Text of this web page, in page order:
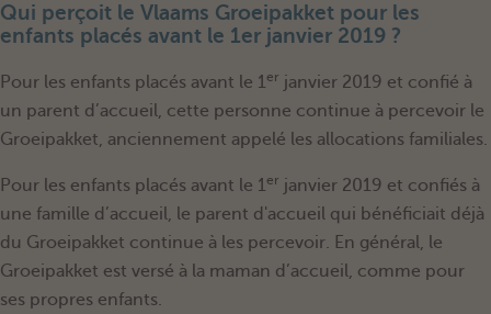
Qui perçoit le Vlaams Groeipakket pour les
enfants placés avant le 1er janvier 2019 ?
Pour les enfants placés avant le 1er janvier 2019 et confié à
un parent d’accueil, cette personne continue à percevoir le
Groeipakket, anciennement appelé les allocations familiales.
Pour les enfants placés avant le 1er janvier 2019 et confiés à
une famille d’accueil, le parent d'accueil qui bénéficiait déjà
du Groeipakket continue à les percevoir. En général, le
Groeipakket est versé à la maman d’accueil, comme pour
ses propres enfants.